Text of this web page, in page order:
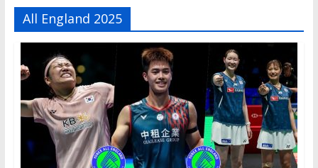
All England 2025